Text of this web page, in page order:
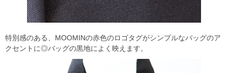
特別感のある、MOOMINの赤色のロゴタグがシンプルなバッグのア
クセントに◎バッグの黒地によく映えます。